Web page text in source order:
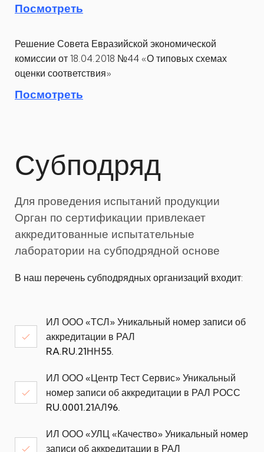
Посмотреть
Решение Совета Евразийской экономической
комиссии от 18.04.2018 №44 «О типовых схемах
оценки соответствия»
Посмотреть
Субподряд
Для проведения испытаний продукции
Орган по сертификации привлекает
аккредитованные испытательные
лаборатории на субподрядной основе
В наш перечень субподрядных организаций входит:
ИЛ ООО «ТСЛ» Уникальный номер записи об
аккредитации в РАЛ
RA.RU.21НН55.
ИЛ ООО «Центр Тест Сервис» Уникальный
номер записи об аккредитации в РАЛ РОСС
RU.0001.21АЛ96.
ИЛ ООО «УЛЦ «Качество» Уникальный номер
записи об аккредитации в РАЛ